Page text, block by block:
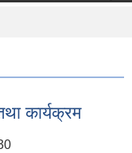
कार्यक्रम